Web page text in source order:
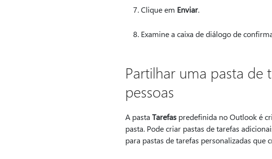
Clique em Enviar.
Examine a caixa de diálogo de
Partilhar uma pasta de
pessoas
A pasta Tarefaspredefinida no Outlook é
pasta. Pode criar pastas de tarefas
para pastas de tarefas personalizadas que